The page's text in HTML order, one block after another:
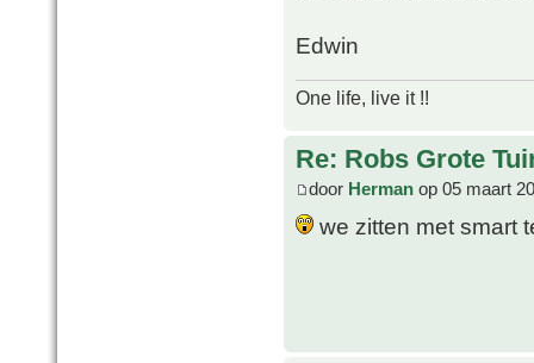
Edwin
One life, live it !!
Re: Robs Grote
door Herman op 05 maart
we zitten met smart